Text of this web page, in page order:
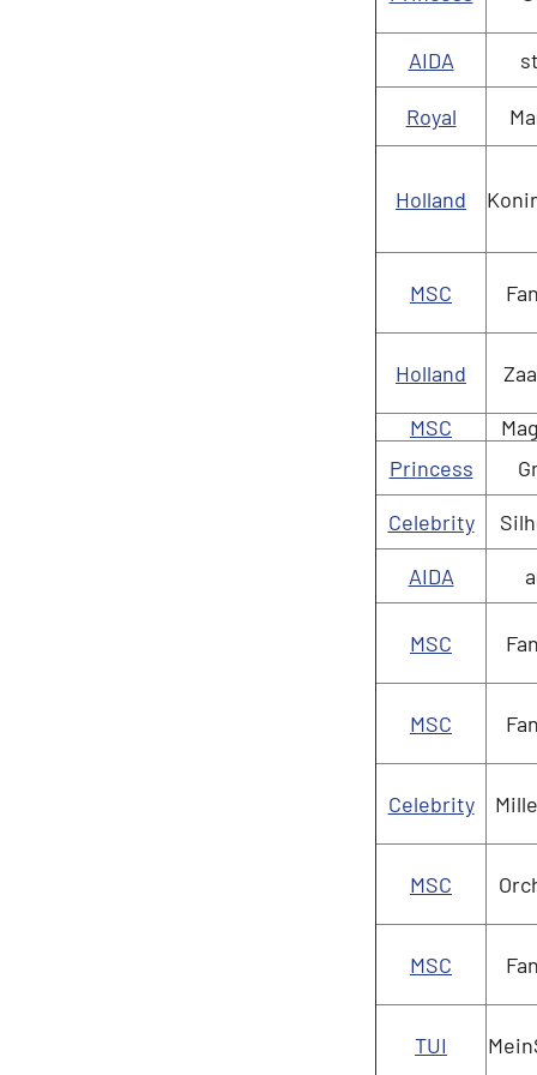
Plavby okolo sveta
Expedičné plavby
Antarktída
Expedičné plavby
AIDA
Royal
Holland
MSC
Holland
MSC
Princess
Celebrity
AIDA
MSC
MSC
Celebrity
MSC
MSC
TUI